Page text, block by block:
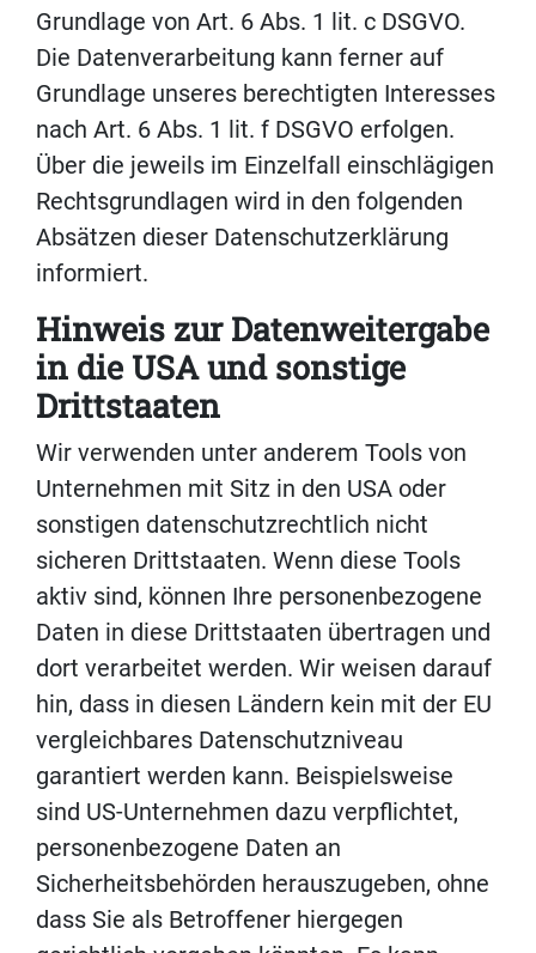
Grundlage von Art. 6 Abs. 1 lit. c DSGVO.
Die Datenverarbeitung kann ferner auf
Grundlage unseres berechtigten Interesses
nach Art. 6 Abs. 1 lit. f DSGVO erfolgen.
Über die jeweils im Einzelfall einschlägigen
Rechtsgrundlagen wird in den folgenden
Absätzen dieser Datenschutzerklärung
informiert.
Hinweis zur Datenweitergabe
in die USA und sonstige
Drittstaaten
Wir verwenden unter anderem Tools von
Unternehmen mit Sitz in den USA oder
sonstigen datenschutzrechtlich nicht
sicheren Drittstaaten. Wenn diese Tools
aktiv sind, können Ihre personenbezogene
Daten in diese Drittstaaten übertragen und
dort verarbeitet werden. Wir weisen darauf
hin, dass in diesen Ländern kein mit der EU
vergleichbares Datenschutzniveau
garantiert werden kann. Beispielsweise
sind US-Unternehmen dazu verpflichtet,
personenbezogene Daten an
Sicherheitsbehörden herauszugeben, ohne
dass Sie als Betroffener hiergegen